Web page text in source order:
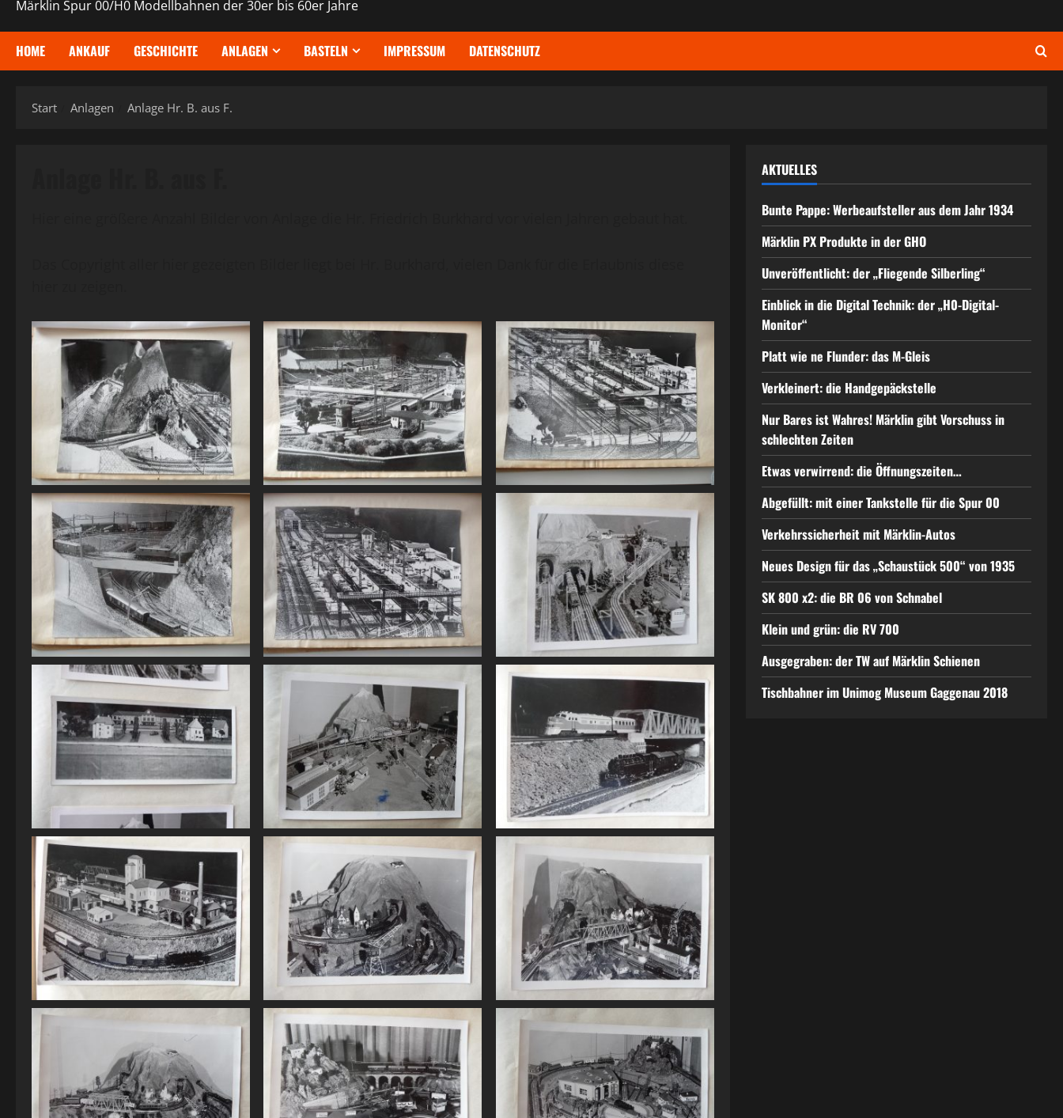
Märklin Spur 00/H0 Modellbahnen der 30er bis 60er Jahre
HOME ANKAUF GESCHICHTE ANLAGEN BASTELN IMPRESSUM DATENSCHUTZ
Start Anlagen Anlage Hr. B. aus F.
AKTUELLES
Bunte Pappe: Werbeaufsteller aus dem Jahr 1934
Märklin PX Produkte in der GHO
Unveröffentlicht: der „Fliegende Silberling“
Einblick in die Digital Technik: der „H0-Digital-
Monitor“
Platt wie ne Flunder: das M-Gleis
Verkleinert: die Handgepäckstelle
Nur Bares ist Wahres! Märklin gibt Vorschuss in
schlechten Zeiten
Etwas verwirrend: die Öffnungszeiten…
Abgefüllt: mit einer Tankstelle für die Spur 00
Verkehrssicherheit mit Märklin-Autos
Neues Design für das „Schaustück 500“ von 1935
SK 800 x2: die BR 06 von Schnabel
Klein und grün: die RV 700
Ausgegraben: der TW auf Märklin Schienen
Tischbahner im Unimog Museum Gaggenau 2018